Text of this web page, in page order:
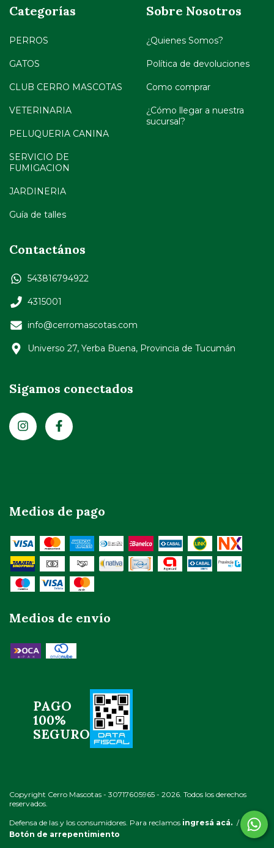
Categorías
PERROS
GATOS
CLUB CERRO MASCOTAS
VETERINARIA
PELUQUERIA CANINA
SERVICIO DE
FUMIGACION
JARDINERIA
Guía de talles
Sobre Nosotros
¿Quienes Somos?
Política de devoluciones
Como comprar
¿Cómo llegar a nuestra
sucursal?
Contactános
543816794922
4315001
info@cerromascotas.com
Universo 27, Yerba Buena, Provincia de Tucumán
Sigamos conectados
Medios de pago
Medios de envío
PAGO
100%
SEGURO
Copyright Cerro Mascotas - 30717605965 - 2026. Todos los derechos
reservados.
Defensa de las y los consumidores. Para reclamos ingresá acá. /
Botón de arrepentimiento